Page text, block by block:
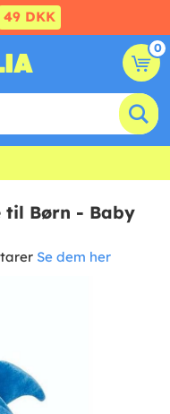
49 DKK
0
til Børn - Baby
Se dem her